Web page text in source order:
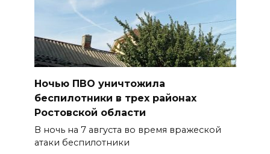
Ночью ПВО уничтожила
беспилотники в трех районах
Ростовской области
В ночь на 7 августа во время вражеской
атаки беспилотники